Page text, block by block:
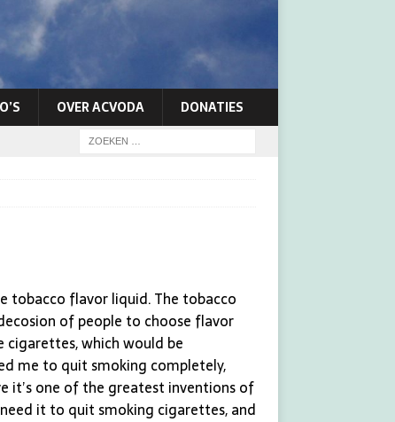
OVER ACVODA DONATIES
tobacco flavor liquid. The tobacco
of people to choose flavor
cigarettes, which would be
me to quit smoking completely,
it’s one of the greatest inventions of
it to quit smoking cigarettes, and